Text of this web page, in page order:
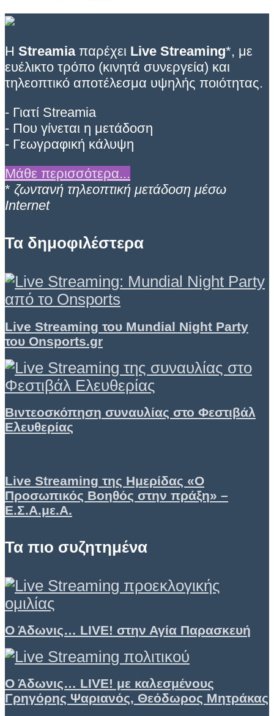
Η Streamiaπαρέχει Live Streaming*, με
ευέλικτο τρόπο (κινητά συνεργεία) και
τηλεοπτικό αποτέλεσμα υψηλής ποιότητας.
- Γιατί Streamia
- Που γίνεται η μετάδοση
- Γεωγραφική κάλυψη
Μάθε περισσότερα...
* ζωντανή τηλεοπτική μετάδοση μέσω
Internet
Τα δημοφιλέστερα
Live Streaming του Mundial Night Party
του Onsports.gr
Βιντεοσκόπηση συναυλίας στο Φεστιβάλ
Ελευθερίας
Live Streaming της Ημερίδας «Ο
Προσωπικός Βοηθός στην πράξη» –
Ε.Σ.Α.με.Α.
Τα πιο συζητημένα
Ο Άδωνις… LIVE! στην Αγία Παρασκευή
Ο Άδωνις… LIVE! με καλεσμένους
Γρηγόρης Ψαριανός, Θεόδωρος Μητράκας